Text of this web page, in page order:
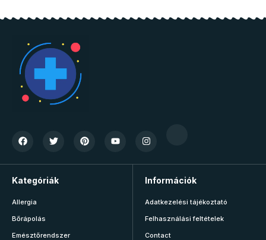
Kategóriák
Allergia
Bőrápolás
Emésztőrendszer
Információk
Adatkezelési tájékoztató
Felhasználási feltételek
Contact